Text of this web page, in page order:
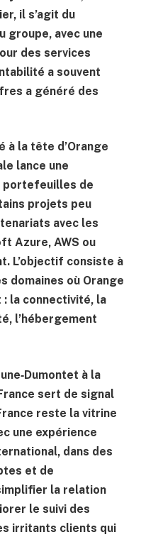
il s’agit du
groupe, avec une
des services
a souvent
a généré des
à la tête d’Orange
lance une
portefeuilles de
projets peu
avec les
Azure, AWS ou
L’objectif consiste à
domaines où Orange
la connectivité, la
l’hébergement
à la
sert de signal
reste la vitrine
une expérience
dans des
et de
la relation
le suivi des
irritants clients qui